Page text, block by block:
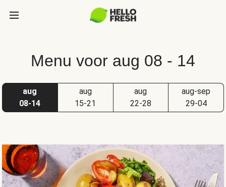
Menu voor aug 08 - 14
aug
08-14
aug
15-21
aug
22-28
aug-sep
29-04